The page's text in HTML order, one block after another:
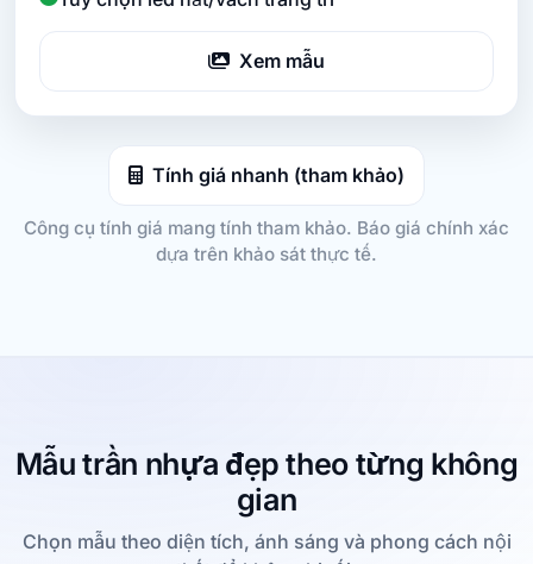
Xem mẫu
Tính giá nhanh (tham khảo)
Công cụ tính giá mang tính tham khảo. Báo giá chính xác
dựa trên khảo sát thực tế.
Mẫu trần nhựa đẹp theo từng không
gian
Chọn mẫu theo diện tích, ánh sáng và phong cách nội